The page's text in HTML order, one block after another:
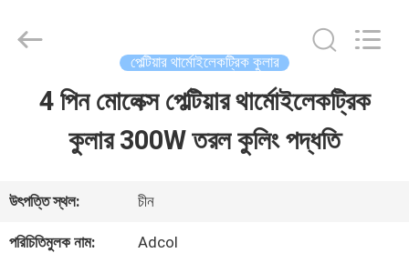
ভিডিও
(Guangzhou)
পেল্টিয়ার থার্মোইলেকট্রিক কুলার
4 পিন মোলেক্স পেল্টিয়ার থার্মোইলেকট্রিক
কুলার 300W তরল কুলিং পদ্ধতি
উৎপত্তি স্থল: চীন
পরিচিতিমুলক নাম: Adcol